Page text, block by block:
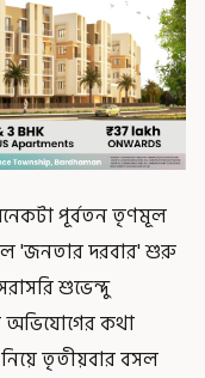
পূর্বতন তৃণমূল
'জনতার দরবার' শুরু
শুভেন্দু
অভিযোগের কথা
তৃতীয়বার বসল